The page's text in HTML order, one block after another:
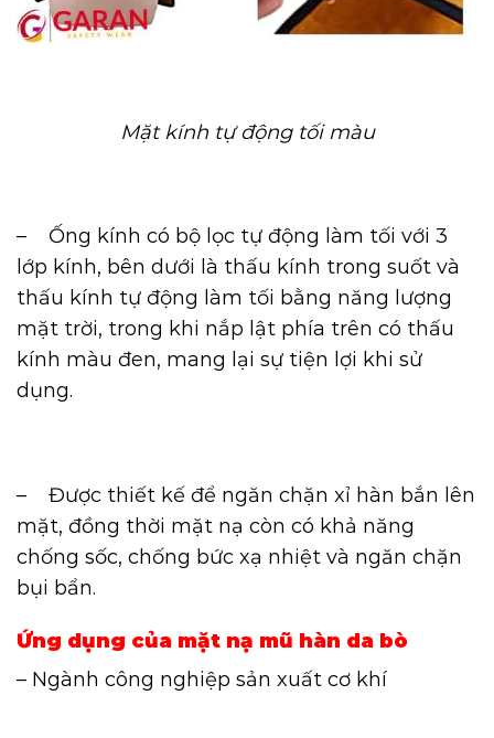
Mặt kính tự động tối màu
– Ống kính có bộ lọc tự động làm tối với 3
lớp kính, bên dưới là thấu kính trong suốt và
thấu kính tự động làm tối bằng năng lượng
mặt trời, trong khi nắp lật phía trên có thấu
kính màu đen, mang lại sự tiện lợi khi sử
dụng.
– Được thiết kế để ngăn chặn xỉ hàn bắn lên
mặt, đồng thời mặt nạ còn có khả năng
chống sốc, chống bức xạ nhiệt và ngăn chặn
bụi bẩn.
Ứng dụng của mặt nạ mũ hàn da bò
– Ngành công nghiệp sản xuất cơ khí